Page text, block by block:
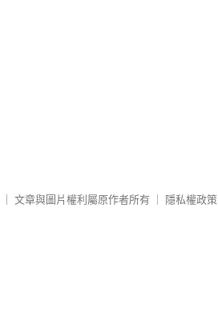
文章與圖片權利屬原作者所有 隱私權政策